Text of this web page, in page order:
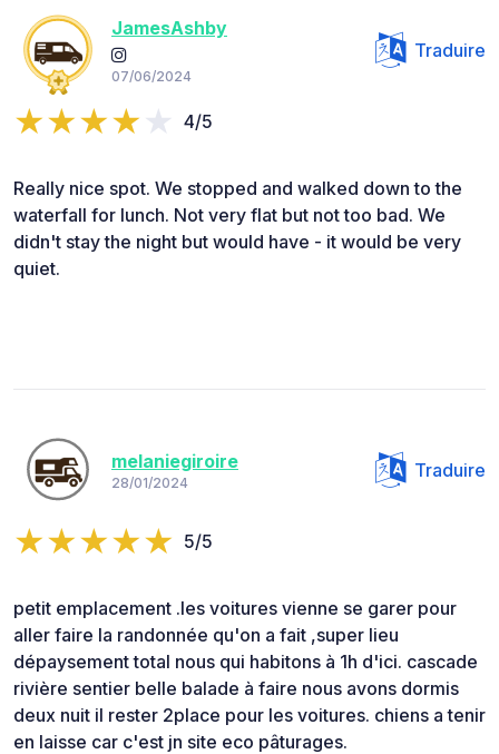
JamesAshby
07/06/2024
Traduire
4/5
Really nice spot. We stopped and walked down to the
waterfall for lunch. Not very flat but not too bad. We
didn't stay the night but would have - it would be very
quiet.
melaniegiroire
28/01/2024
Traduire
5/5
petit emplacement .les voitures vienne se garer pour
aller faire la randonnée qu'on a fait ,super lieu
dépaysement total nous qui habitons à 1h d'ici. cascade
rivière sentier belle balade à faire nous avons dormis
deux nuit il rester 2place pour les voitures. chiens a tenir
en laisse car c'est jn site eco pâturages.